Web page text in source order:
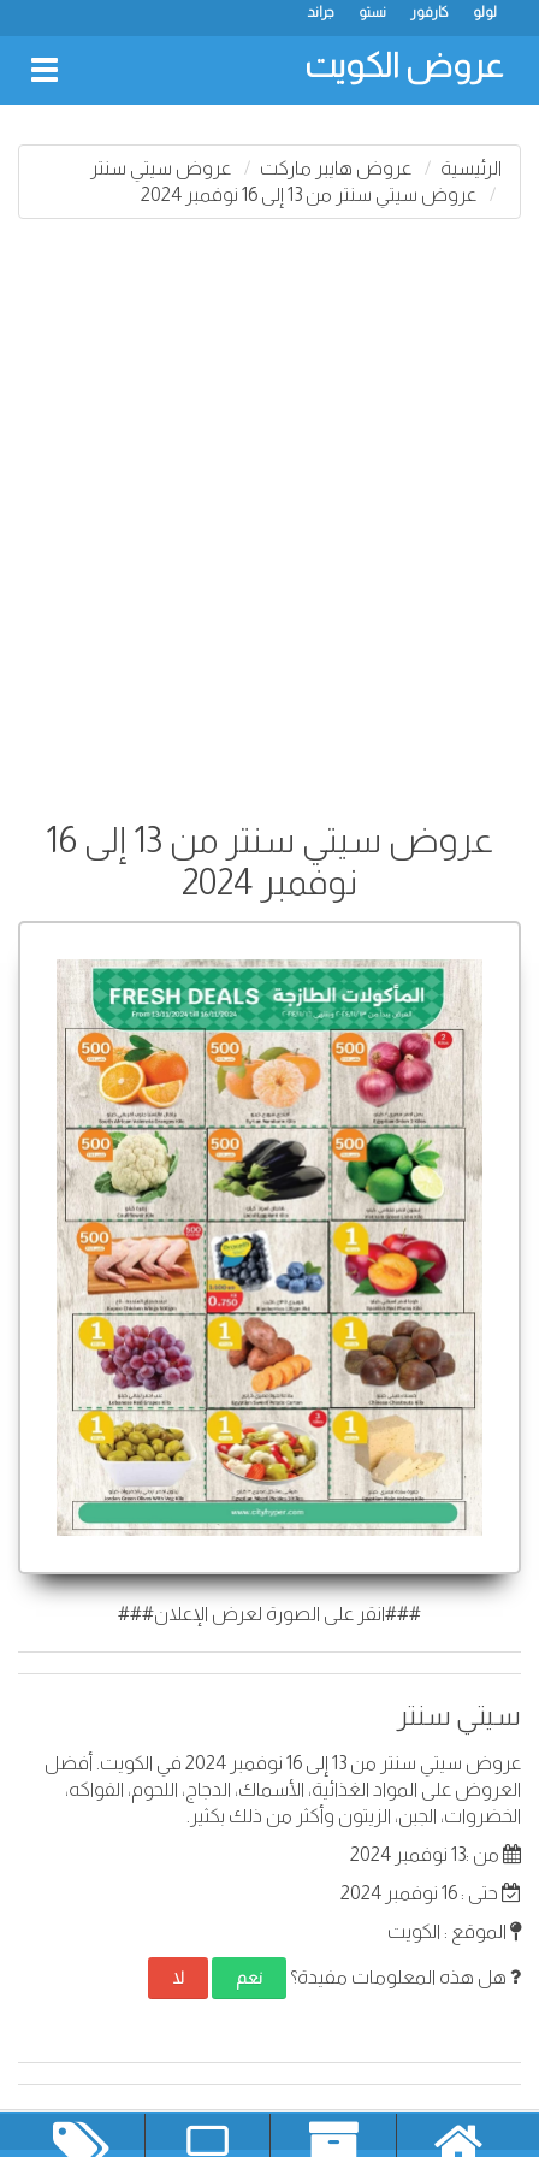
جراند نستو كارفور لولو
عروض الكويت
الرئيسية عروض هايبر ماركت
عروض سيتي سنتر
عروض سيتي سنتر من 13 إلى 16 نوفمبر 2024
عروض سيتي سنتر من 13 إلى 16
نوفمبر 2024
###انقر على الصورة لعرض الإعلان###
سيتي سنتر
عروض سيتي سنتر من 13 إلى 16 نوفمبر 2024 في الكويت. أفضل
العروض على المواد الغذائية، الأسماك، الدجاج، اللحوم، الفواكه،
الخضروات، الجبن، الزيتون وأكثر من ذلك بكثير.
من :13 نوفمبر 2024
حتى : 16 نوفمبر 2024
الموقع : الكويت
هل هذه المعلومات مفيدة؟ نعم لا